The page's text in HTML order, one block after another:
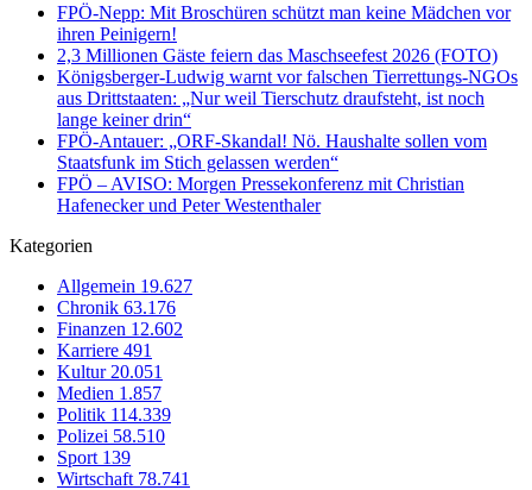
FPÖ-Nepp: Mit Broschüren schützt man keine Mädchen vor
ihren Peinigern!
2,3 Millionen Gäste feiern das Maschseefest 2026 (FOTO)
Königsberger-Ludwig warnt vor falschen Tierrettungs-NGOs
aus Drittstaaten: „Nur weil Tierschutz draufsteht, ist noch
lange keiner drin“
FPÖ-Antauer: „ORF-Skandal! Nö. Haushalte sollen vom
Staatsfunk im Stich gelassen werden“
FPÖ – AVISO: Morgen Pressekonferenz mit Christian
Hafenecker und Peter Westenthaler
Kategorien
Allgemein 19.627
Chronik 63.176
Finanzen 12.602
Karriere 491
Kultur 20.051
Medien 1.857
Politik 114.339
Polizei 58.510
Sport 139
Wirtschaft 78.741